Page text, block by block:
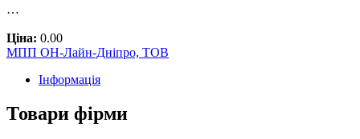
…
Ціна: 0.00
МПП ОН-Лайн-Дніпро, ТОВ
Інформація
Товари фірми